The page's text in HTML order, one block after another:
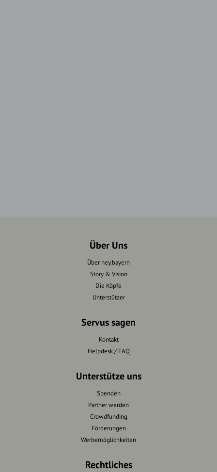
Über Uns
Über hey.bayern
Story & Vision
Die Köpfe
Unterstützer
Servus sagen
Kontakt
Helpdesk / FAQ
Unterstütze uns
Spenden
Partner werden
Crowdfunding
Förderungen
Werbemöglichkeiten
Rechtliches